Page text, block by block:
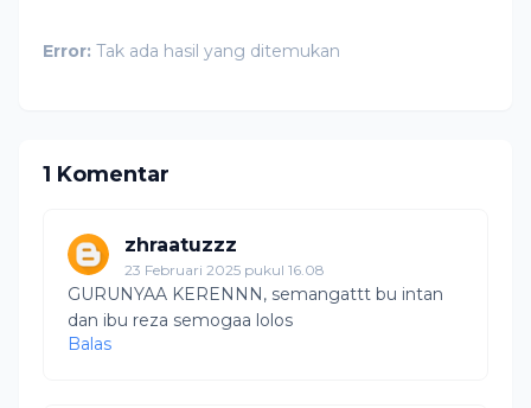
Error: Tak ada hasil yang ditemukan
1 Komentar
zhraatuzzz
23 Februari 2025 pukul 16.08
GURUNYAA KERENNN, semangattt bu intan
dan ibu reza semogaa lolos
Balas